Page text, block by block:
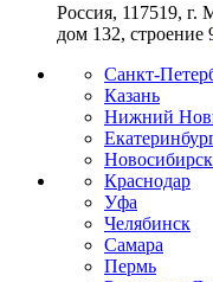
Россия, 117519,
дом 132, строение
Санкт-
Казань
Нижний
Новосибирск
Краснодар
Уфа
Челябинск
Самара
Пермь